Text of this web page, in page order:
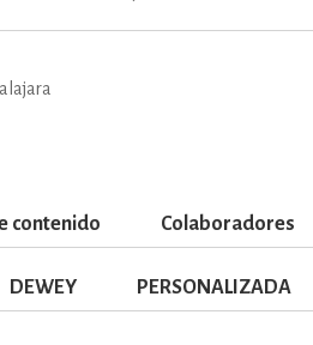
CÓMICS,
SOCIALES
contenido Colaboradores
DEWEY PERSONALIZADA